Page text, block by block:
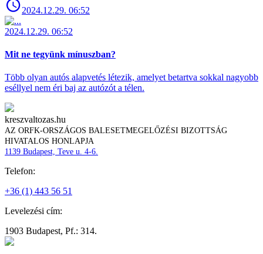
2024.12.29. 06:52
2024.12.29. 06:52
Mit ne tegyünk mínuszban?
Több olyan autós alapvetés létezik, amelyet betartva sokkal nagyobb
eséllyel nem éri baj az autózót a télen.
kreszvaltozas.hu
AZ ORFK-ORSZÁGOS BALESETMEGELŐZÉSI BIZOTTSÁG
HIVATALOS HONLAPJA
1139 Budapest, Teve u. 4-6.
Telefon:
+36 (1) 443 56 51
Levelezési cím:
1903 Budapest, Pf.: 314.